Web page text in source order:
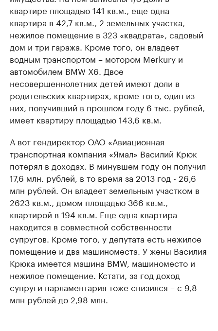
квартире площадью 141 кв.м., еще одна
квартира в 42,7 кв.м., 2 земельных участка,
нежилое помещение в 323 «квадрата», садовый
дом и три гаража. Кроме того, он владеет
водным транспортом – мотором Merkury и
автомобилем BMW X6. Двое
несовершеннолетних детей имеют доли в
родительских квартирах, кроме того, один из
них, получивший в прошлом году 6 тыс. рублей,
имеет квартиру площадью 143,6 кв.м.
А вот гендиректор ОАО «Авиационная
транспортная компания «Ямал» Василий Крюк
потерял в доходах. В минувшем году он получил
17,6 млн. рублей, в то время за 2013 год - 26,6
млн рублей. Он владеет земельным участком в
2623 кв.м., домом площадью 366 кв.м.,
квартирой в 194 кв.м. Еще одна квартира
находится в совместной собственности
супругов. Кроме того, у депутата есть нежилое
помещение и два машиноместа. У жены Василия
Крюка имеется машина BMW, машиноместо и
нежилое помещение. Кстати, за год доход
супруги парламентария тоже снизился – с 9,8
млн рублей до 2,98 млн.